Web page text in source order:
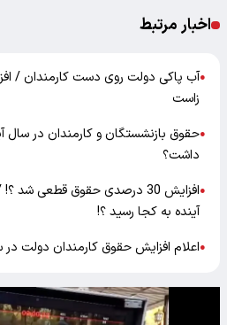
اخبار مرتبط
●
زاست
●حقوق بازنشستگان و کارمندان در سال
داشت؟
●
افزایش 30 درصدی حقوق قطعی
آینده به کجا رسید ؟!
●اعلام افزایش حقوق کارمندان دولت